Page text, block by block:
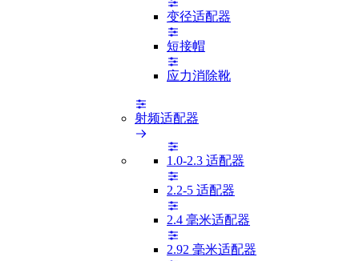
变径适配器
短接帽
应力消除靴
射频适配器
1.0-2.3 适配器
2.2-5 适配器
2.4 毫米适配器
2.92 毫米适配器